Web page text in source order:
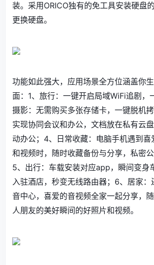
装。采用ORICO独有的免工具安装硬盘
更换硬盘。
功能如此强大，应用场景全方位涵盖你
面：1、旅行：一键开启局域WiFi追剧，
摄影：无需购买多张存储卡，一键脱机拷
实现协同会议和办公，文档放在私有云
动办公；4、日常收藏：电脑手机遇到喜
和视频时，随时收藏备份与分享，私密公
5、出行：车载安装对应app，瞬间变身
入驻酒店，秒变无线路由器；6、居家：
音中心，喜爱的音视频全家一起分享，
人朋友的美好瞬间的好照片和视频。